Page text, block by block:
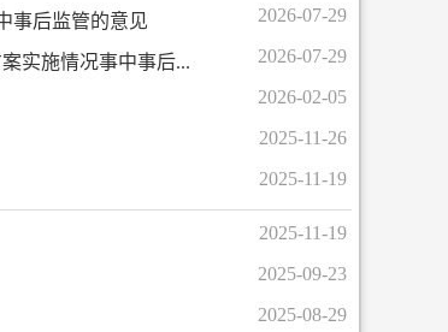
2026-07-29
事后监管的意见
2026-07-29
实施情况事中事后...
2026-02-05
2025-11-26
2025-11-19
2025-11-19
2025-09-23
2025-08-29